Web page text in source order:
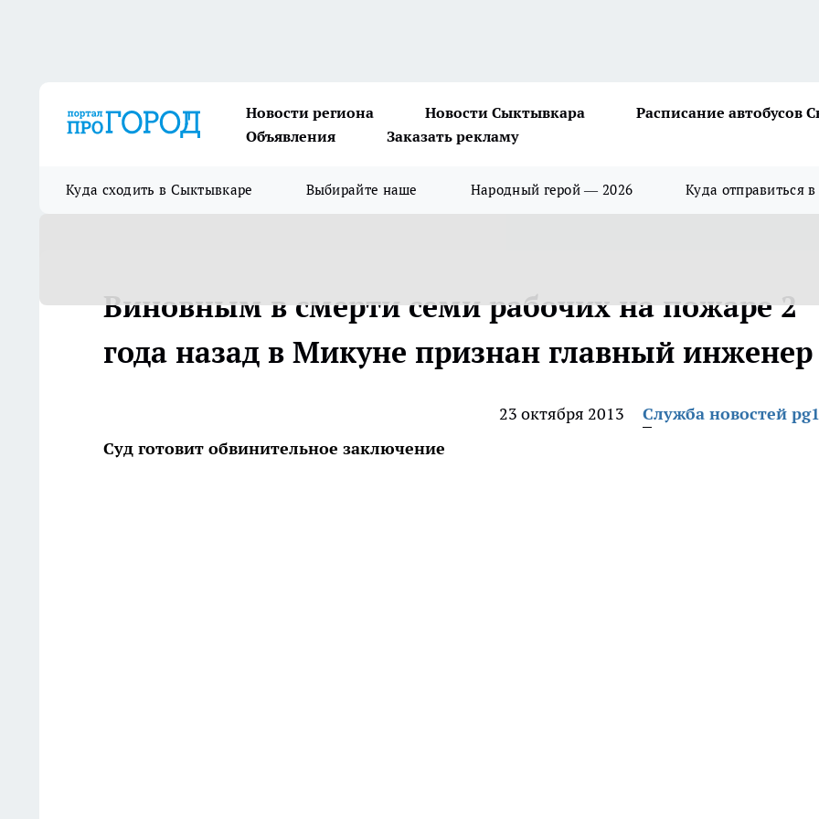
Новости региона Новости Сыктывкара
Расписание автобусов
Объявления
Заказать рекламу
Куда сходить в Сыктывкаре Выбирайте наше Народный герой — 2026 Куда отправиться в
Виновным в смерти семи рабочих на пожаре 2
года назад в Микуне признан главный инженер
23 октября 2013
Служба новостей
Суд готовит обвинительное заключение